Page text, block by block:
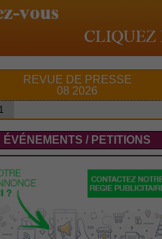
REVUE DE PRESSE
08 2026
1
ÉVÉNEMENTS / PETITIONS